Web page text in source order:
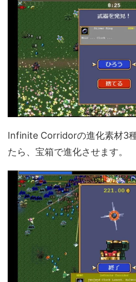
Infinite Corridorの進化素材3
たら、宝箱で進化させます。